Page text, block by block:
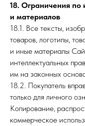
18. Ограничения по
и материалов
18.1. Все тексты,
товаров, логотипы,
и иные материалы
интеллектуальных
им на законных
18.2. Покупатель
только для личного
Копирование,
коммерческое